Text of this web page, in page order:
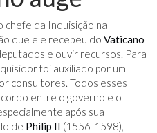
chefe da Inquisição na
que ele recebeu do Vaticano
e ouvir recursos. Para
foi auxiliado por um
consultores. Todos esses
entre o governo e o
após sua
de Philip II (1556-1598),